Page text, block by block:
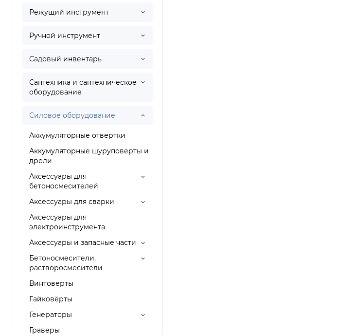
Режущий инструмент
Ручной инструмент
Садовый инвентарь
Сантехника и сантехническое
оборудование
Силовое оборудование
Аккумуляторные отвертки
Аккумуляторные шуруповерты и
дрели
Аксессуары для
бетоносмесителей
Аксессуары для сварки
Аксессуары для
электроинструмента
Аксессуары и запасные части
Бетоносмесители,
растворосмесители
Винтоверты
Гайковёрты
Генераторы
Граверы